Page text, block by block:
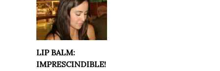
LIP BALM:
IMPRESCINDIBLE!